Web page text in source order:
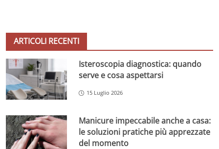
ARTICOLI RECENTI
Isteroscopia diagnostica: quando
serve e cosa aspettarsi
15 Luglio 2026
Manicure impeccabile anche a casa:
le soluzioni pratiche più apprezzate
del momento